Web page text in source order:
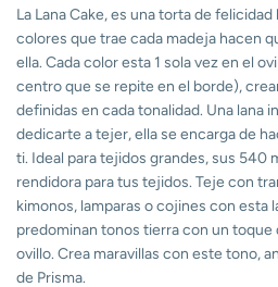
La Lana Cake, es una torta de
colores que trae cada madeja hacen
ella. Cada color esta 1 sola vez en el
centro que se repite en el borde),
definidas en cada tonalidad. Una lana
dedicarte a tejer, ella se encarga de
ti. Ideal para tejidos grandes, sus 540
rendidora para tus tejidos. Teje con
kimonos, lamparas o cojines con esta
predominan tonos tierra con un toque
ovillo. Crea maravillas con este tono,
de Prisma.